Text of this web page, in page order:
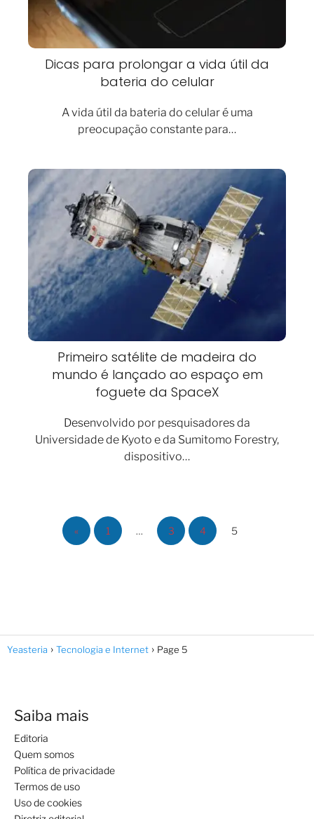
Dicas para prolongar a vida útil da
bateria do celular
A vida útil da bateria do celular é uma
preocupação constante para…
Primeiro satélite de madeira do
mundo é lançado ao espaço em
foguete da SpaceX
Desenvolvido por pesquisadores da
Universidade de Kyoto e da Sumitomo Forestry,
dispositivo…
« 1 … 3 4 5
Yeasteria Tecnologia e Internet Page 5
Saiba mais
Editoria
Quem somos
Política de privacidade
Termos de uso
Uso de cookies